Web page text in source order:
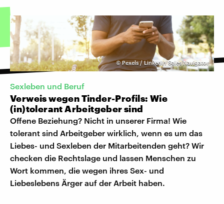
©Pexels / LinkedIn Sales Navigator
Sexleben und Beruf
Verweis wegen Tinder-Profils: Wie
(in)tolerant Arbeitgeber sind
Offene Beziehung? Nicht in unserer Firma! Wie
tolerant sind Arbeitgeber wirklich, wenn es um das
Liebes- und Sexleben der Mitarbeitenden geht? Wir
checken die Rechtslage und lassen Menschen zu
Wort kommen, die wegen ihres Sex- und
Liebeslebens Ärger auf der Arbeit haben.